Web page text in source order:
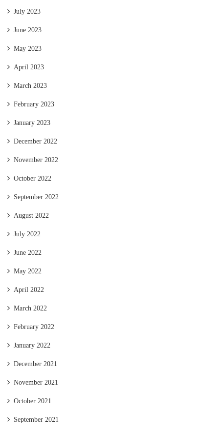
July 2023
June 2023
May 2023
April 2023
March 2023
February 2023
January 2023
December 2022
November 2022
October 2022
September 2022
August 2022
July 2022
June 2022
May 2022
April 2022
March 2022
February 2022
January 2022
December 2021
November 2021
October 2021
September 2021